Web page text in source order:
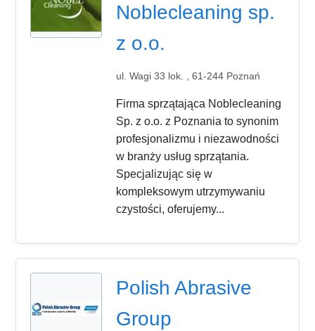
Noblecleaning sp.
z o.o.
ul. Wagi 33 lok. , 61-244 Poznań
Firma sprzątająca Noblecleaning
Sp. z o.o. z Poznania to synonim
profesjonalizmu i niezawodności
w branży usług sprzątania.
Specjalizując się w
kompleksowym utrzymywaniu
czystości, oferujemy...
Polish Abrasive
Group